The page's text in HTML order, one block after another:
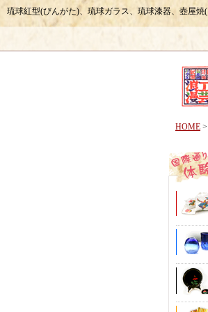
琉球紅型(びんがた)、琉球ガラス、琉球漆器、壺屋
HOME